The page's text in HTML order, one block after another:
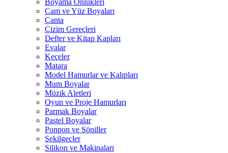
Boyama Önlükleri
Cam ve Yüz Boyaları
Çanta
Çizim Gereçleri
Defter ve Kitap Kapları
Evalar
Keçeler
Matara
Model Hamurlar ve Kalıpları
Mum Boyalar
Müzik Aletleri
Oyun ve Proje Hamurları
Parmak Boyalar
Pastel Boyalar
Ponpon ve Şöniller
Şekilgeçler
Silikon ve Makinaları